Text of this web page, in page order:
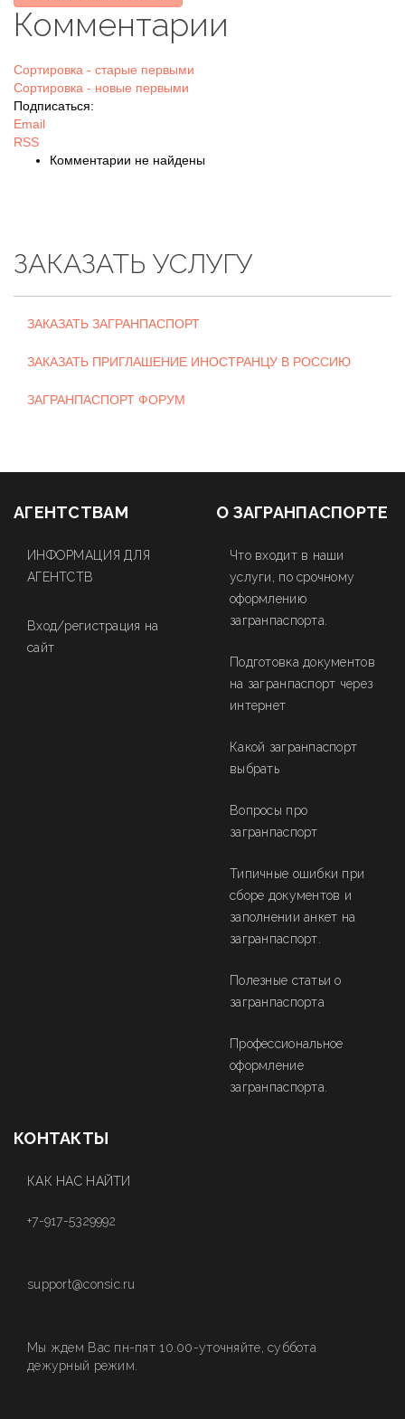
Комментарии
Сортировка - старые первыми
Сортировка - новые первыми
Подписаться:
Email
RSS
Комментарии не найдены
ЗАКАЗАТЬ УСЛУГУ
ЗАКАЗАТЬ ЗАГРАНПАСПОРТ
ЗАКАЗАТЬ ПРИГЛАШЕНИЕ ИНОСТРАНЦУ В РОССИЮ
ЗАГРАНПАСПОРТ ФОРУМ
АГЕНТСТВАМ
ИНФОРМАЦИЯ ДЛЯ
АГЕНТСТВ
Вход/регистрация на
сайт
О ЗАГРАНПАСПОРТЕ
Что входит в наши
услуги, по срочному
оформлению
загранпаспорта.
Подготовка документов
на загранпаспорт через
интернет
Какой загранпаспорт
выбрать
Вопросы про
загранпаспорт
Типичные ошибки при
сборе документов и
заполнении анкет на
загранпаспорт.
Полезные статьи о
загранпаспорта
Профессиональное
оформление
загранпаспорта.
КОНТАКТЫ
КАК НАС НАЙТИ
+7-917-5329992
support@consic.ru
Мы ждем Вас пн-пят 10.00-уточняйте, суббота
дежурный режим.